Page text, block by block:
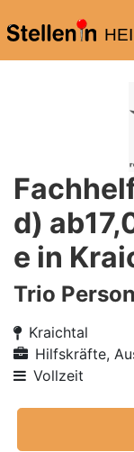
d)
e in
Trio
Kraichtal
Hilfskräfte,
Vollzeit